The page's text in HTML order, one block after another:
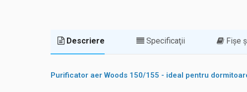
Descriere Specificaţii Fișe
Purificator aer Woods 150/155 - ideal pentru